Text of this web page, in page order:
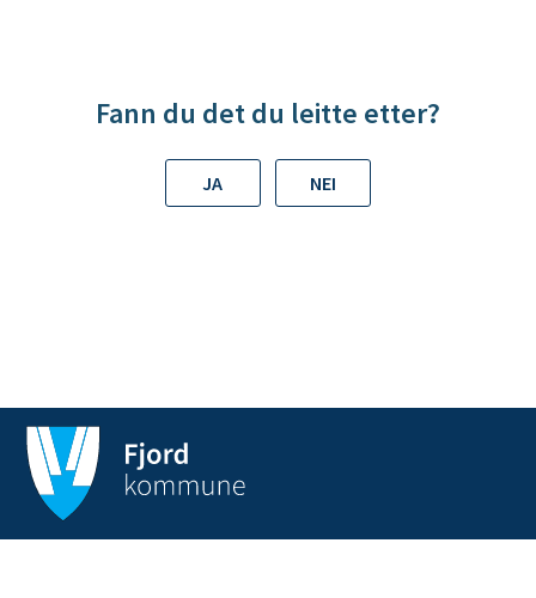
m
e
Fann du det du leitte etter?
JA NEI